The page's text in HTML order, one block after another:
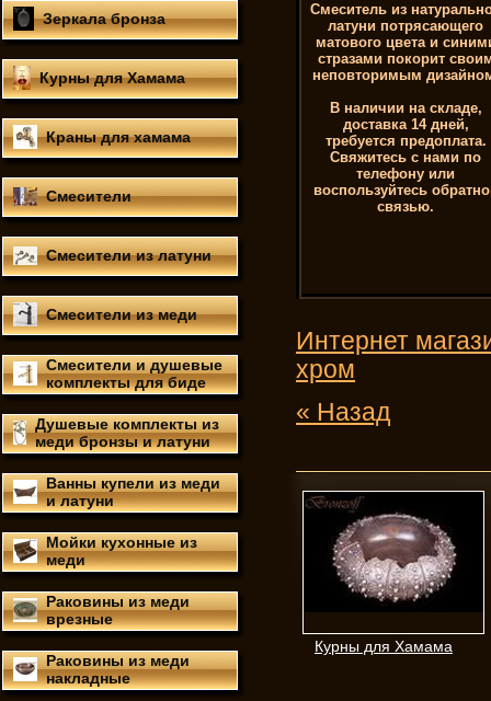
Зеркала бронза
Курны для Хамама
Краны для хамама
Смесители
Смесители из латуни
Смесители из меди
Смесители и душевые
комплекты для биде
Душевые комплекты из
меди бронзы и латуни
Ванны купели из меди
и латуни
Мойки кухонные из
меди
Раковины из меди
врезные
Раковины из меди
накладные
Смеситель из
латуни потрясающего
матового цвета и
стразами покорит
неповторимым
В наличии на складе,
доставка 14 дней,
требуется предоплата.
Свяжитесь с нами по
телефону или
воспользуйтесь
связью.
Интернет
хром
« Назад
Курны для Хамама